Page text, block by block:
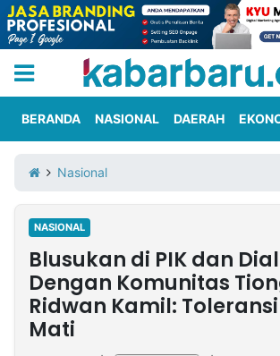
Iklan
Berita
Kami
Nasional
International
Olahraga
Entertainment
Daerah
Pariwisata
Kuliner
Kolom
Network
BERANDA NASIONAL DAERAH
Nasional
NASIONAL
Blusukan di PIK dan
Dengan Komunitas
Ridwan Kamil:
Mati